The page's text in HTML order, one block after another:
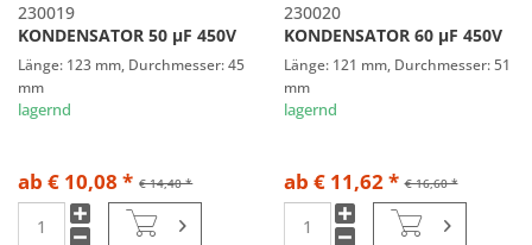
230019
KONDENSATOR 50 µF 450V
Länge: 123 mm, Durchmesser: 45
mm
lagernd
€ 14,40 *
ab € 10,08 *
230020
KONDENSATOR 60 µF 450V
Länge: 121 mm, Durchmesser: 51
mm
lagernd
€ 16,60 *
ab € 11,62 *